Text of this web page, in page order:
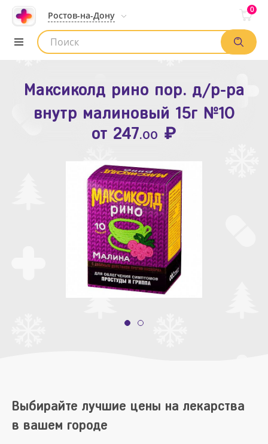
Ростов-на-Дону
0
Список аптек
Максиколд рино пор. д/р-ра
внутр малиновый 15г №10
от 247.00 ₽
Зодак таб. п.п.о. 10мг №10
от109.80 ₽
Выбирайте лучшие цены на лекарства
в вашем городе